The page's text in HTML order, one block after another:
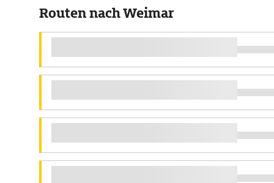
Routen nach Weimar